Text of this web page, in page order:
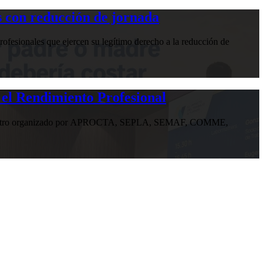
reducción de jornada
que ejercen su legítimo derecho a la reducción de
Rendimiento Profesional
organizado por APROCTA, SEPLA, SEMAF, COMME,